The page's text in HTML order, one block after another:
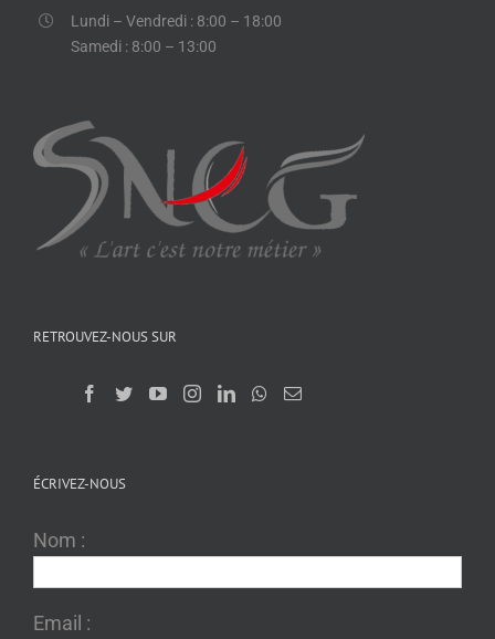
Lundi – Vendredi : 8:00 – 18:00
Samedi : 8:00 – 13:00
RETROUVEZ-NOUS SUR
ÉCRIVEZ-NOUS
Nom :
Email :